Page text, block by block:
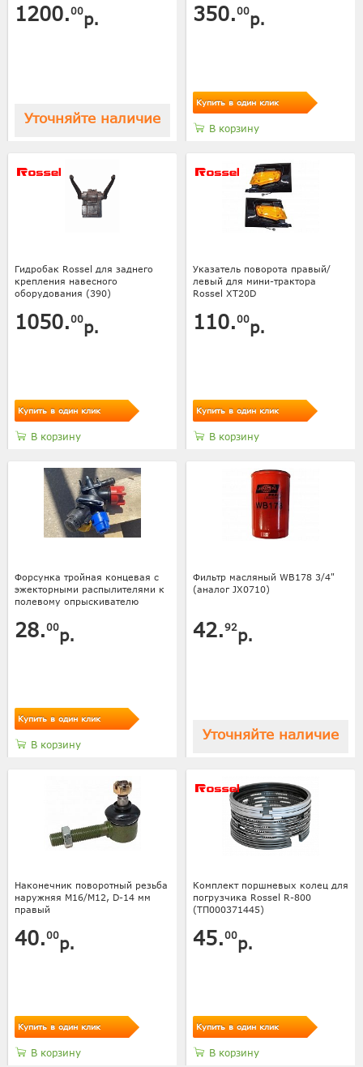
1200.00р.
Уточняйте наличие
350.00р.
Купить в один клик
В корзину
Гидробак Rossel для заднего
крепления навесного
оборудования (390)
1050.00р.
Купить в один клик
В корзину
Указатель поворота правый/
левый для мини-трактора
Rossel XT20D
110.00р.
Купить в один клик
В корзину
Форсунка тройная концевая с
эжекторными распылителями к
полевому опрыскивателю
28.00р.
Купить в один клик
В корзину
Фильтр масляный WB178 3/4"
(аналог JX0710)
42.92р.
Уточняйте наличие
Наконечник поворотный резьба
наружняя М16/М12, D-14 мм
правый
40.00р.
Купить в один клик
В корзину
Комплект поршневых колец для
погрузчика Rossel R-800
(ТП000371445)
45.00р.
Купить в один клик
В корзину